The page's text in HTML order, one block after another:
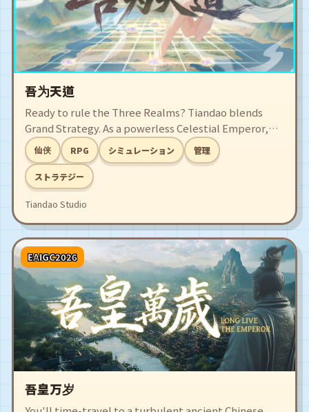
吾为天道
Ready to rule the Three Realms? Tiandao blends
Grand Strategy. As a powerless Celestial Emperor,
will you rule in name or defy fate? Master court
intrigue, find soulmates, and wield supreme
authority to judge all life. Become the ultimate
Heavenly Dao and master the fate of all!
仙侠 RPG シミュレーション 管理
ストラテジー
Tiandao Studio
EAIGC2026
吾皇万岁